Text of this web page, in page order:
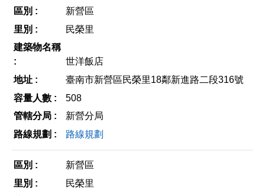
新營區
民榮里
世洋飯店
臺南市新營區民榮里18鄰新進路二段316號
508
新營分局
路線規劃
新營區
民榮里